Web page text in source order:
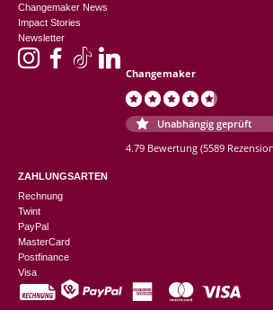
Changemaker News
Impact Stories
Newsletter
Changemaker
Unabhängig geprüft
4.79 Bewertung (5589
ZAHLUNGSARTEN
Rechnung
Twint
PayPal
MasterCard
Postfinance
Visa